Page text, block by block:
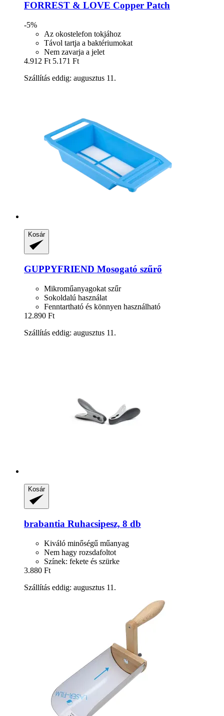
FORREST & LOVE Copper Patch
-5%
Az okostelefon tokjához
Távol tartja a baktériumokat
Nem zavarja a jelet
4.912 Ft 5.171 Ft
Szállítás eddig: augusztus 11.
Kosár
GUPPYFRIEND Mosogató szűrő
Mikroműanyagokat szűr
Sokoldalú használat
Fenntartható és könnyen használható
12.890 Ft
Szállítás eddig: augusztus 11.
Kosár
brabantia Ruhacsipesz, 8 db
Kiváló minőségű műanyag
Nem hagy rozsdafoltot
Színek: fekete és szürke
3.880 Ft
Szállítás eddig: augusztus 11.